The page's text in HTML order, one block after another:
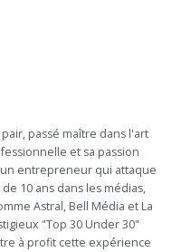
passé maître dans l'art
et sa passion
entrepreneur qui attaque
10 ans dans les médias,
Astral, Bell Média et La
"Top 30 Under 30"
à profit cette expérience